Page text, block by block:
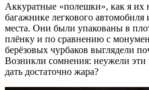
Аккуратные «полешки», как я их
багажнике легкового
места. Они были упакованы в
плёнку и по сравнению с
берёзовых чурбаков выглядели
Возникли сомнения: неужели
дать достаточно жара?